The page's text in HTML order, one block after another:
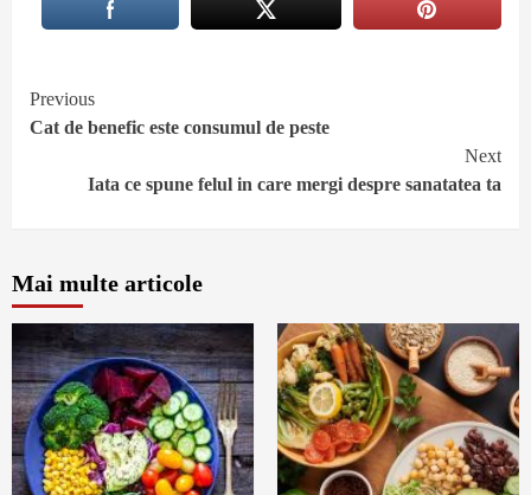
Continue
Reading
Previous
Cat de benefic este consumul de peste
Next
Iata ce spune felul in care mergi despre sanatatea ta
Mai multe articole